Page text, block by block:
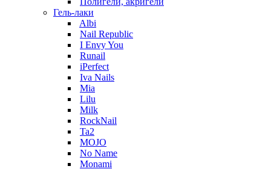
Гель-лаки
Albi
Nail Republic
I Envy You
Runail
iPerfect
Iva Nails
Mia
Lilu
Milk
RockNail
Ta2
MOJO
No Name
Monami